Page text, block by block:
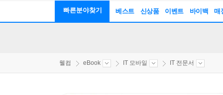
빠른분야찾기 베스트 신상품 이벤트 바이백 매
웰컴 eBook IT 모바일 IT 전문서